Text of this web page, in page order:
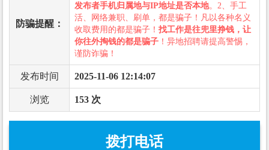
防骗提醒：
发布者手机归属地与IP地址是否本地。2、手工
活、网络兼职、刷单，都是骗子！凡以各种名义
收取费用的都是骗子！ 找工作是往兜里挣钱，让
你往外掏钱的都是骗子 ！异地招聘请提高警惕，
谨防诈骗！
发布时间 2025-11-06 12:14:07
浏览 153 次
拨打电话